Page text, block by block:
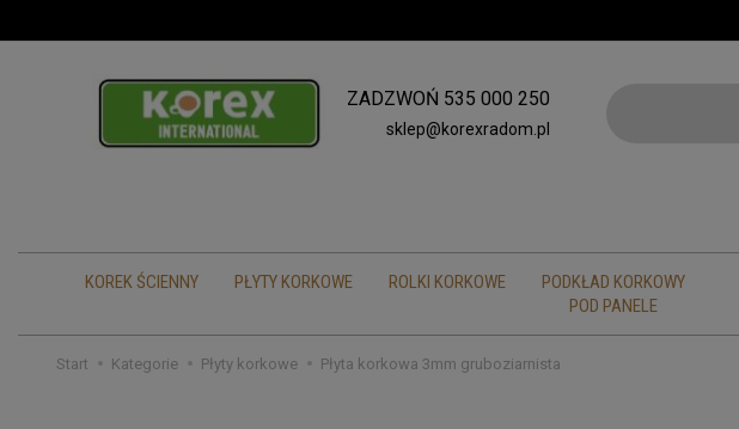
ZADZWOŃ 535 000 250
sklep@korexradom.pl
KOREK ŚCIENNY PŁYTY KORKOWE ROLKI KORKOWE
PODKŁAD KORKOWY
POD PANELE
Start Kategorie Płyty korkowe Płyta korkowa 3mm gruboziarnista